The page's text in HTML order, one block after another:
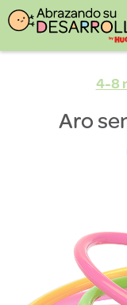
4-8
Aro